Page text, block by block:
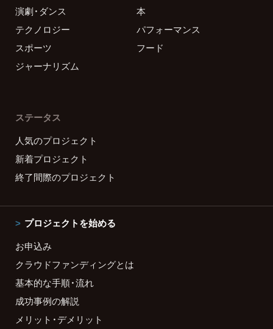
演劇・ダンス
本
テクノロジー
パフォーマンス
スポーツ
フード
ジャーナリズム
ステータス
人気のプロジェクト
新着プロジェクト
終了間際のプロジェクト
プロジェクトを始める
お申込み
クラウドファンディングとは
基本的な手順・流れ
成功事例の解説
メリット・デメリット